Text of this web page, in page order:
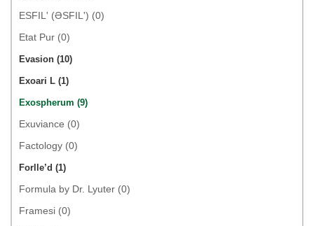
ESFIL' (ƏSFIL') (0)
Etat Pur (0)
Evasion (10)
Exoari L (1)
Exospherum (9)
Exuviance (0)
Factology (0)
Forlle’d (1)
Formula by Dr. Lyuter (0)
Framesi (0)